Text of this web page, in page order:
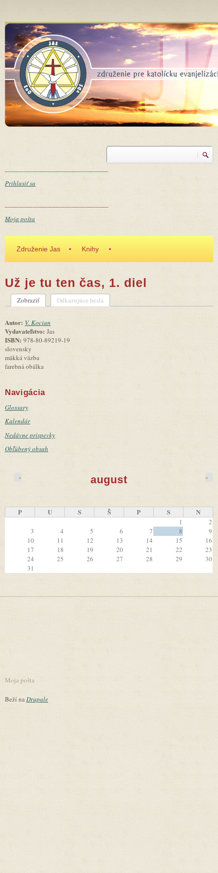
Vyhľadávanie
Prihlasiť sa
Moja pošta
Združenie Jas Knihy
Už je tu ten čas, 1. diel
Zobraziť (aktívna karta)
Odkazujúce heslá
Autor: V. Kocian
Vydavateľstvo: Jas
ISBN: 978-80-89219-19
slovensky
mäkká väzba
farebná obálka
Navigácia
Glossary
Kalendár
Nedávne príspevky
Obľúbený obsah
august
« »
P U S Š P S N
1
2
3
4 5 6 7 8
9
10
11 12 13 14 15
16
17
18 19 20 21 22
23
24
25 26 27 28 29
30
31
Moja pošta
Beží na Drupale